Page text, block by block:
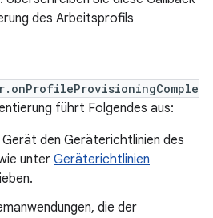
des Arbeitsprofils
führt Folgendes aus:
den Geräterichtlinien des
unter Geräterichtlinien
die der